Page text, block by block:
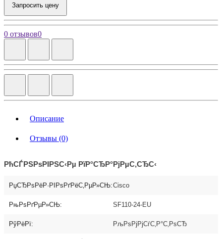
Запросить цену
0 отзывов0
Описание
Отзывы (0)
РћСЃРЅРѕРІРЅС‹Рµ РїР°СЂР°РјРµС‚СЂС‹
РџСЂРѕРёР·РІРѕРґРёС‚РµР»СЊ:Cisco
РњРѕРґРµР»СЊ: SF110-24-EU
РўРёРї: РљРѕРјРјСѓС‚Р°С‚РѕСЂ